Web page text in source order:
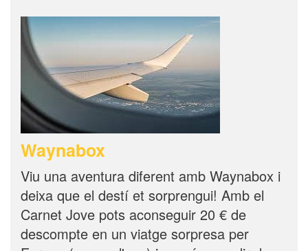
Waynabox
Viu una aventura diferent amb Waynabox i
deixa que el destí et sorprengui! Amb el
Carnet Jove pots aconseguir 20 € de
descompte en un viatge sorpresa per